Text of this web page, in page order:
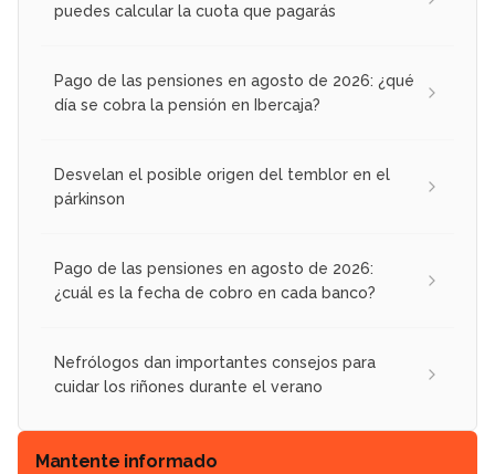
puedes calcular la cuota que pagarás
Pago de las pensiones en agosto de 2026: ¿qué
día se cobra la pensión en Ibercaja?
Desvelan el posible origen del temblor en el
párkinson
Pago de las pensiones en agosto de 2026:
¿cuál es la fecha de cobro en cada banco?
Nefrólogos dan importantes consejos para
cuidar los riñones durante el verano
Mantente informado